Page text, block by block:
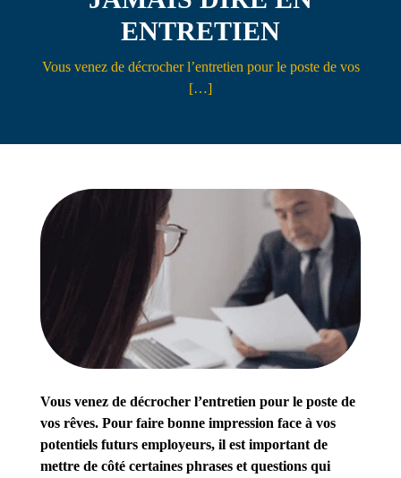
ENTRETIEN
Vous venez de décrocher l’entretien pour le poste de vos
[…]
Vous venez de décrocher l’entretien pour le poste de
vos rêves. Pour faire bonne impression face à vos
potentiels futurs employeurs, il est important de
mettre de côté certaines phrases et questions qui